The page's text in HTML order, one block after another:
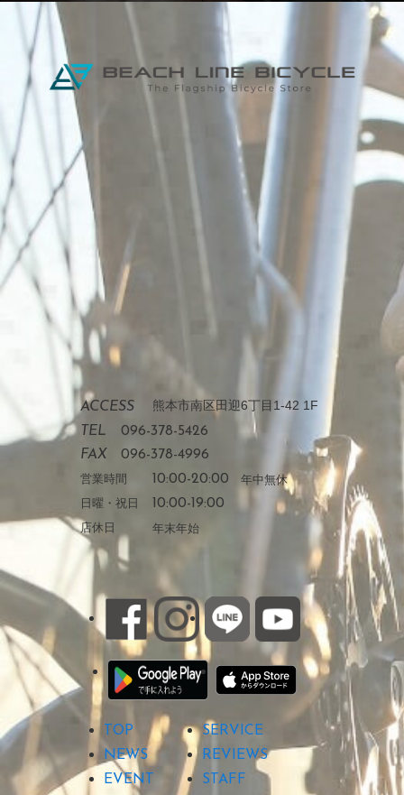
ACCESS 熊本市南区田迎6丁目1-42 1F
TEL
096-378-5426
FAX
096-378-4996
営業時間 10:00-20:00 年中無休
日曜・祝日
10:00-19:00
店休日 年末年始
TOP
SERVICE
NEWS
REVIEWS
EVENT
STAFF